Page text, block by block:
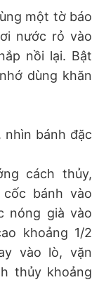
một tờ báo
nước rỏ vào
nồi lại. Bật
dùng khăn
bánh đặc
cách thủy,
bánh vào
nóng già vào
khoảng 1/2
vào lò, vặn
thủy khoảng